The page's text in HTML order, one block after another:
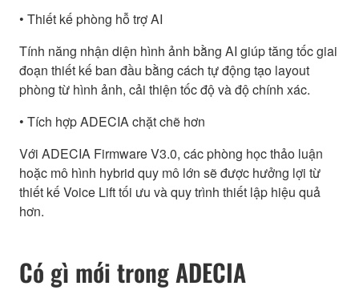
• Thiết kế phòng hỗ trợ AI
Tính năng nhận diện hình ảnh bằng AI giúp tăng tốc giai
đoạn thiết kế ban đầu bằng cách tự động tạo layout
phòng từ hình ảnh, cải thiện tốc độ và độ chính xác.
• Tích hợp ADECIA chặt chẽ hơn
Với ADECIA Firmware V3.0, các phòng học thảo luận
hoặc mô hình hybrid quy mô lớn sẽ được hưởng lợi từ
thiết kế Voice Lift tối ưu và quy trình thiết lập hiệu quả
hơn.
Có gì mới trong ADECIA